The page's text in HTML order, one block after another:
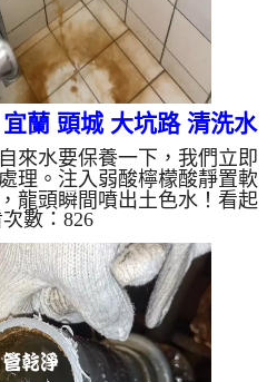
蘭 頭城 大坑路 清洗水
管
來水要保養一下，我們立即
理。注入弱酸檸檬酸靜置軟
龍頭瞬間噴出土色水！看起
，兩個多小時後，出水變乾
什麼水管需要定期「大掃
管壁陳年汙垢。不同的水質
隱患： 棕色（鐵鏽）： 管
化錳）： 常見於地下水源。
金接頭氧化。 乳白（生物
： 細菌...
數：826